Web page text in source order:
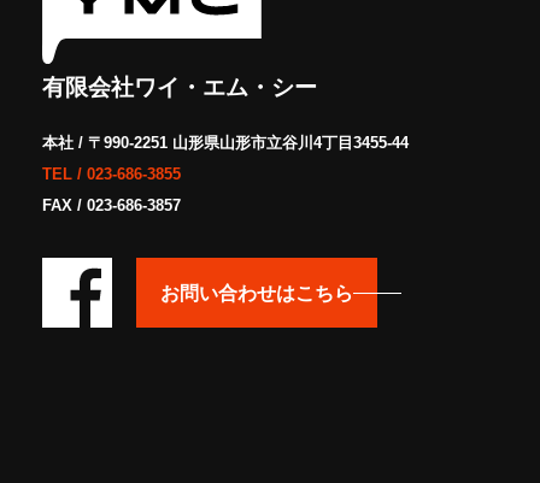
有限会社ワイ・エム・シー
本社 / 〒990-2251 山形県山形市立谷川4丁目3455-44
TEL / 023-686-3855
FAX / 023-686-3857
お問い合わせはこちら